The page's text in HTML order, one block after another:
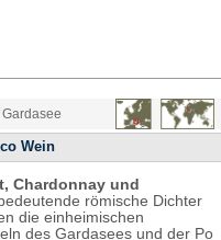
Wein
Chardonnay und
römische Dichter
die einheimischen
des Gardasees und der Po